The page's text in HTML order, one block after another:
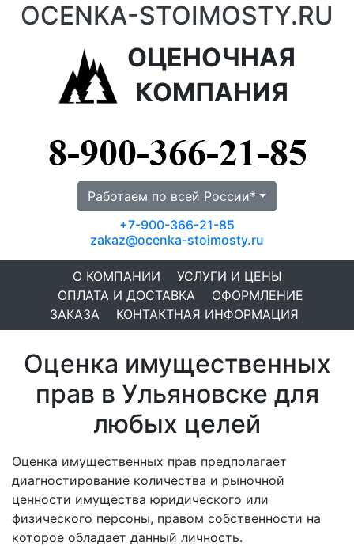
OCENKA-STOIMOSTY.RU
ОЦЕНОЧНАЯ
КОМПАНИЯ
Работаем по всей России*
+7-900-366-21-85
zakaz@ocenka-stoimosty.ru
О КОМПАНИИ
УСЛУГИ И ЦЕНЫ
ОПЛАТА И ДОСТАВКА
ОФОРМЛЕНИЕ
ЗАКАЗА
КОНТАКТНАЯ ИНФОРМАЦИЯ
Оценка имущественных
прав в Ульяновске для
любых целей
Оценка имущественных прав предполагает
диагностирование количества и рыночной
ценности имущества юридического или
физического персоны, правом собственности на
которое обладает данный личность.